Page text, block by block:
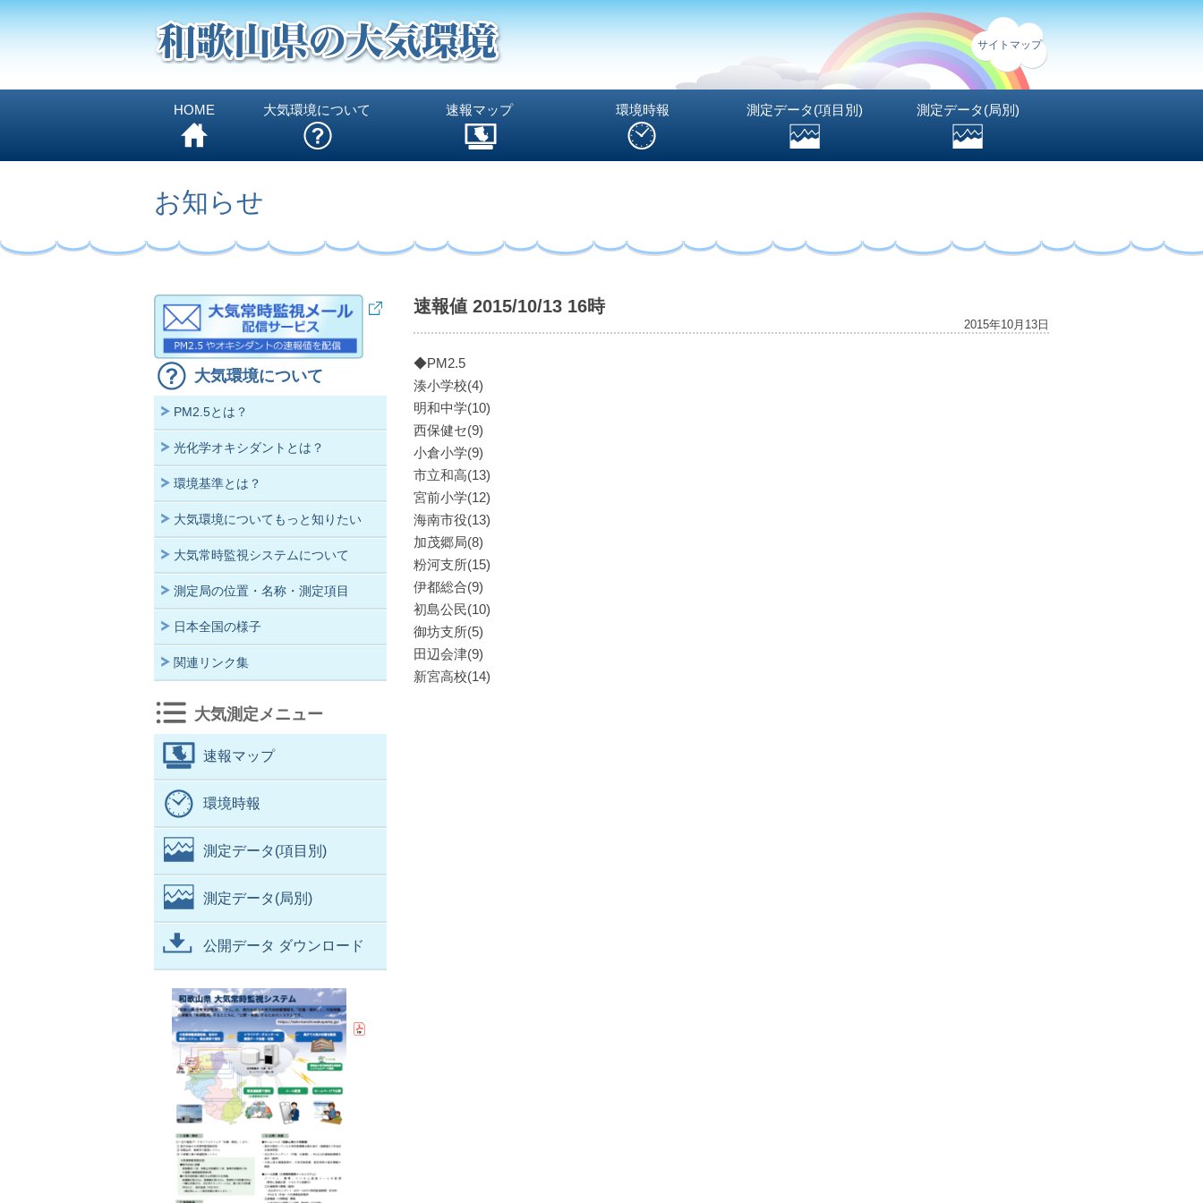
サイトマップ
HOME 大気環境について 速報マップ 環境時報 測定データ(項目別) 測定データ(局別)
お知らせ
速報値 2015/10/13 16時
2015年10月13日
◆PM2.5
湊小学校(4)
明和中学(10)
西保健セ(9)
小倉小学(9)
市立和高(13)
宮前小学(12)
海南市役(13)
加茂郷局(8)
粉河支所(15)
伊都総合(9)
初島公民(10)
御坊支所(5)
田辺会津(9)
新宮高校(14)
大気環境について
PM2.5とは？
光化学オキシダントとは？
環境基準とは？
大気環境についてもっと知りたい
大気常時監視システムについて
測定局の位置・名称・測定項目
日本全国の様子
関連リンク集
大気測定メニュー
速報マップ
環境時報
測定データ(項目別)
測定データ(局別)
公開データ ダウンロード